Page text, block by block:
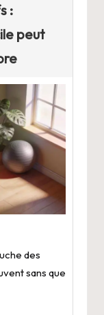
:
peut
des
sans que